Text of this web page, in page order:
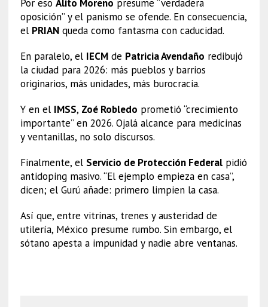
Por eso Alito Moreno presume “verdadera
oposición” y el panismo se ofende. En consecuencia,
el PRIANqueda como fantasma con caducidad.
En paralelo, el IECMde Patricia Avendaño redibujó
la ciudad para 2026: más pueblos y barrios
originarios, más unidades, más burocracia.
Y en el IMSS, Zoé Robledo prometió “crecimiento
importante” en 2026. Ojalá alcance para medicinas
y ventanillas, no solo discursos.
Finalmente, el Servicio de Protección Federalpidió
antidoping masivo. “El ejemplo empieza en casa”,
dicen; el Gurú añade: primero limpien la casa.
Así que, entre vitrinas, trenes y austeridad de
utilería, México presume rumbo. Sin embargo, el
sótano apesta a impunidad y nadie abre ventanas.